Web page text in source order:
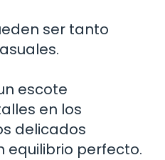
ser tanto
escote
en los
delicados
equilibrio perfecto.